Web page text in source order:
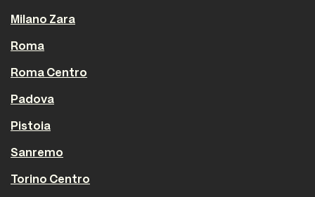
Milano Zara
Roma
Roma Centro
Padova
Pistoia
Sanremo
Torino Centro